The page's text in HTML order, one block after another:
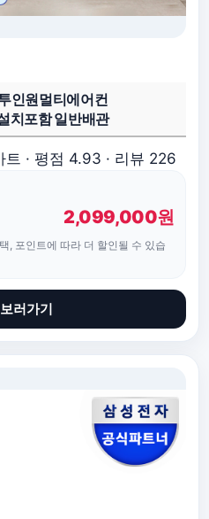
인원멀티에어컨
치포함 일반배관
· 평점 4.93 · 리뷰 226
2,099,000원
, 포인트에 따라 더 할인될 수 있습
러가기